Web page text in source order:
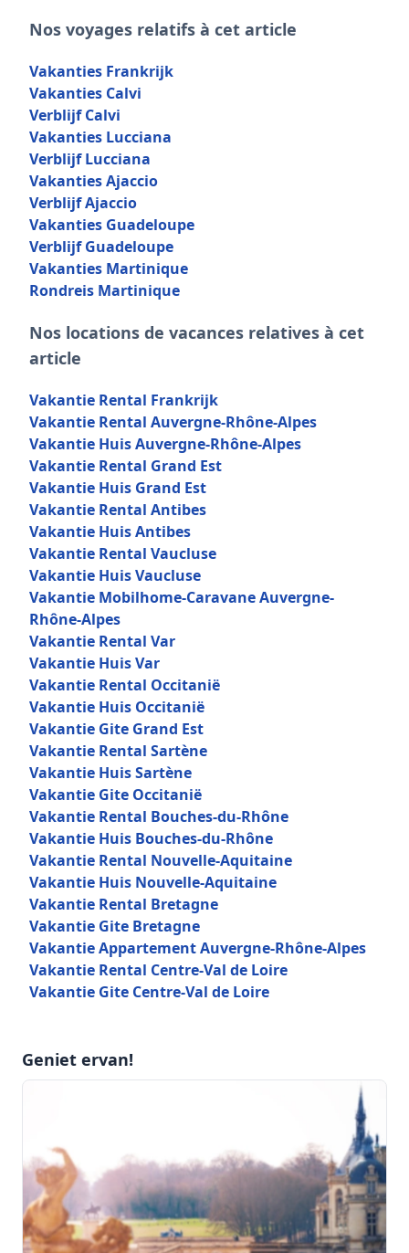
Nos voyages relatifs à cet article
Vakanties Frankrijk
Vakanties Calvi
Verblijf Calvi
Vakanties Lucciana
Verblijf Lucciana
Vakanties Ajaccio
Verblijf Ajaccio
Vakanties Guadeloupe
Verblijf Guadeloupe
Vakanties Martinique
Rondreis Martinique
Nos locations de vacances relatives à cet
article
Vakantie Rental Frankrijk
Vakantie Rental Auvergne-Rhône-Alpes
Vakantie Huis Auvergne-Rhône-Alpes
Vakantie Rental Grand Est
Vakantie Huis Grand Est
Vakantie Rental Antibes
Vakantie Huis Antibes
Vakantie Rental Vaucluse
Vakantie Huis Vaucluse
Vakantie Mobilhome-Caravane Auvergne-
Rhône-Alpes
Vakantie Rental Var
Vakantie Huis Var
Vakantie Rental Occitanië
Vakantie Huis Occitanië
Vakantie Gite Grand Est
Vakantie Rental Sartène
Vakantie Huis Sartène
Vakantie Gite Occitanië
Vakantie Rental Bouches-du-Rhône
Vakantie Huis Bouches-du-Rhône
Vakantie Rental Nouvelle-Aquitaine
Vakantie Huis Nouvelle-Aquitaine
Vakantie Rental Bretagne
Vakantie Gite Bretagne
Vakantie Appartement Auvergne-Rhône-Alpes
Vakantie Rental Centre-Val de Loire
Vakantie Gite Centre-Val de Loire
Geniet ervan!